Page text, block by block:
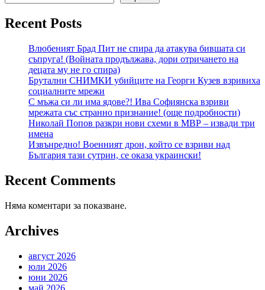
Recent Posts
Влюбеният Брад Пит не спира да атакува бившата си
съпруга! (Войната продължава, дори отричането на
децата му не го спира)
Брутални СНИМКИ убийците на Георги Кузев взривиха
социалните мрежи
С мъжа си ли има ядове?! Ива Софиянска взриви
мрежата със странно признание! (още подробности)
Николай Попов разкри нови схеми в МВР – извади три
имена
Извънредно! Военният дрон, който се взриви над
България тази сутрин, се оказа украински!
Recent Comments
Няма коментари за показване.
Archives
август 2026
юли 2026
юни 2026
май 2026